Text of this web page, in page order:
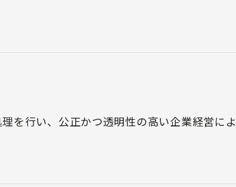
を行い、公正かつ透明性の高い企業経営によ